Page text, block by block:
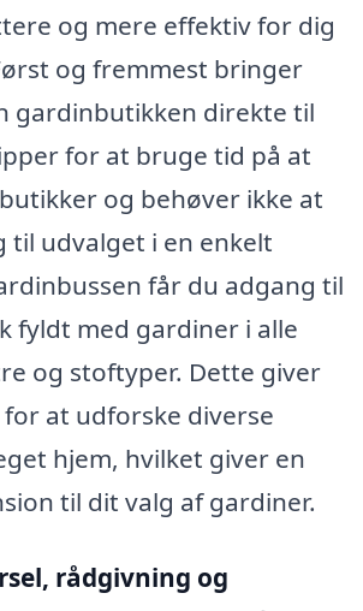
og mere effektiv for dig
og fremmest bringer
gardinbutikken direkte til
for at bruge tid på at
og behøver ikke at
til udvalget i en enkelt
får du adgang til
fyldt med gardiner i alle
og stoftyper. Dette giver
at udforske diverse
hjem, hvilket giver en
til dit valg af gardiner.
rådgivning og